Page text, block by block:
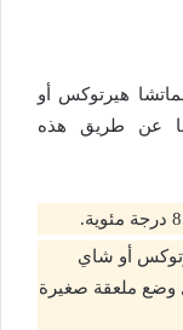
هيرتوكس أو
عن طريق هذه
أو شاي
وضع ملعقة صغيرة